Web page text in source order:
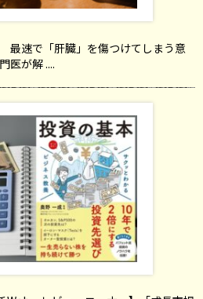
最速で「肝臓」を傷つけてしまう意
医が解 ....